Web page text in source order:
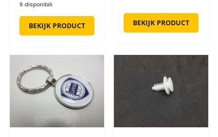
9 disponibili
BEKIJK PRODUCT BEKIJK PRODUCT